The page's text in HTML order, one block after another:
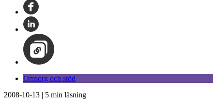
Omsorg och stöd
2008-10-13 | 5 min läsning